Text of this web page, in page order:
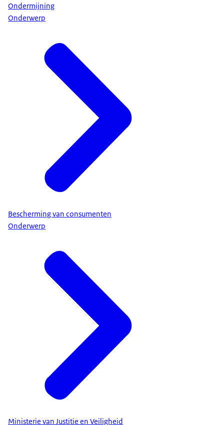
Ondermijning
Onderwerp
Bescherming van consumenten
Onderwerp
Ministerie van Justitie en Veiligheid